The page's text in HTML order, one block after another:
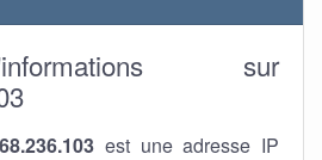
sur
est une adresse IP